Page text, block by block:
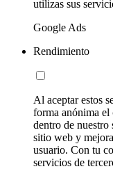
utilizas sus
Google Ads
Rendimiento
Al aceptar estos
forma anónima
dentro de
sitio web y
usuario. Con tu
servicios de